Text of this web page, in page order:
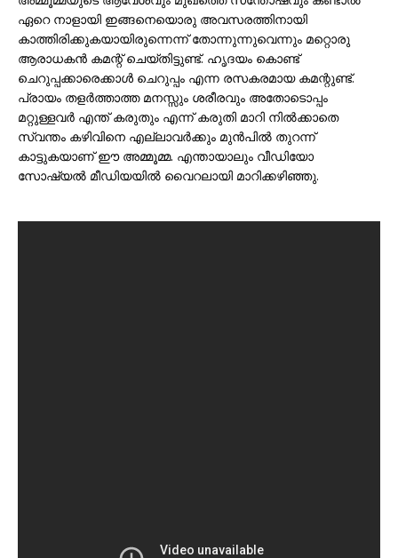
ഏറെ നാളായി ഇങ്ങനെയൊരു അവസരത്തിനായി
കാത്തിരിക്കുകയായിരുന്നെന്ന് തോന്നുന്നുവെന്നും മറ്റൊരു
ആരാധകൻ കമന്റ് ചെയ്തിട്ടുണ്ട്. ഹൃദയം കൊണ്ട്
ചെറുപ്പക്കാരെക്കാൾ ചെറുപ്പം എന്ന രസകരമായ കമന്റുണ്ട്.
പ്രായം തളർത്താത്ത മനസ്സും ശരീരവും അതോടൊപ്പം
മറ്റുള്ളവർ എന്ത് കരുതും എന്ന് കരുതി മാറി നിൽക്കാതെ
സ്വന്തം കഴിവിനെ എല്ലാവർക്കും മുൻപിൽ തുറന്ന്
കാട്ടുകയാണ് ഈ അമ്മൂമ്മ. എന്തായാലും വീഡിയോ
സോഷ്യൽ മീഡിയയിൽ വൈറലായി മാറിക്കഴിഞ്ഞു.